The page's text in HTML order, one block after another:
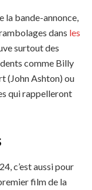
la bande-annonce,
dans les
surtout des
comme Billy
(John Ashton) ou
qui rappelleront
c’est aussi pour
film de la